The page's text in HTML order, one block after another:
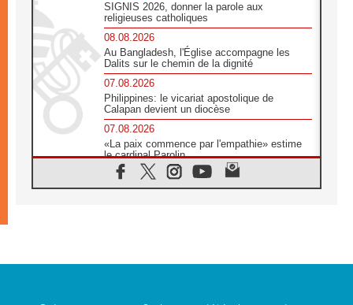
SIGNIS 2026, donner la parole aux
religieuses catholiques
08.08.2026
Au Bangladesh, l'Église accompagne les
Dalits sur le chemin de la dignité
07.08.2026
Philippines: le vicariat apostolique de
Calapan devient un diocèse
07.08.2026
«La paix commence par l'empathie» estime
le cardinal Parolin
07.08.2026
En Colombie, «la paix ne s'achète pas avec
07.08.2026